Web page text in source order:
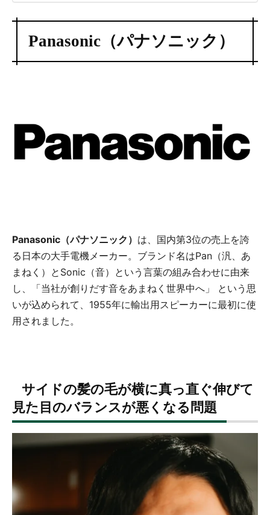
Panasonic（パナソニック）
Panasonic（パナソニック） は、国内第3位の売上を誇
る日本の大手電機メーカー。ブランド名はPan（汎、あ
まねく）とSonic（音）という言葉の組み合わせに由来
し、「当社が創りだす音をあまねく世界中へ」 という思
いが込められて、1955年に輸出用スピーカーに最初に使
用されました。
サイドの髪の毛が横に真っ直ぐ伸びて
見た目のバランスが悪くなる問題